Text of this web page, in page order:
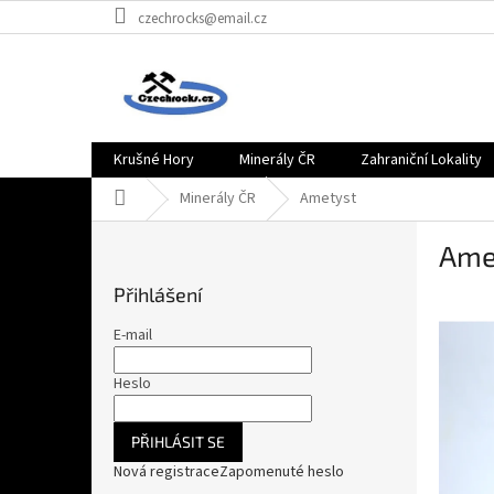
na
czechrocks@email.cz
Krušné Hory Minerály ČR Zahraniční Lokality
Domů Minerály ČR Ametyst
Přihlášení
E-mail
Heslo
PŘIHLÁSIT SE
Nová registraceZapomenuté heslo